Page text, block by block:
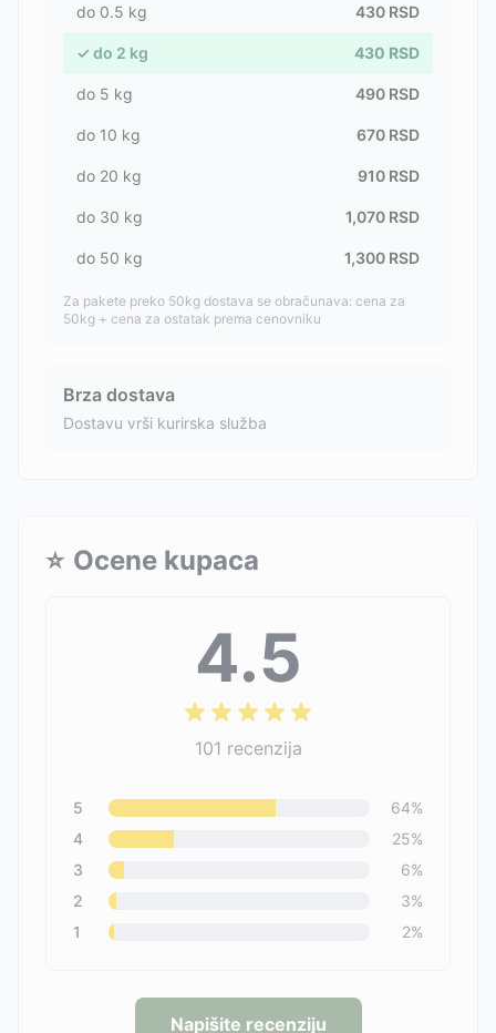
do 0.5 kg 430 RSD
✓ do 2 kg 430 RSD
do 5 kg 490 RSD
do 10 kg 670 RSD
do 20 kg 910 RSD
do 30 kg 1,070 RSD
do 50 kg 1,300 RSD
Za pakete preko 50kg dostava se obračunava: cena za
50kg + cena za ostatak prema cenovniku
Brza dostava
Dostavu vrši kurirska služba
⭐ Ocene kupaca
4.5
101 recenzija
5 64%
4
25%
3
6%
2
3%
1
2%
Napišite recenziju